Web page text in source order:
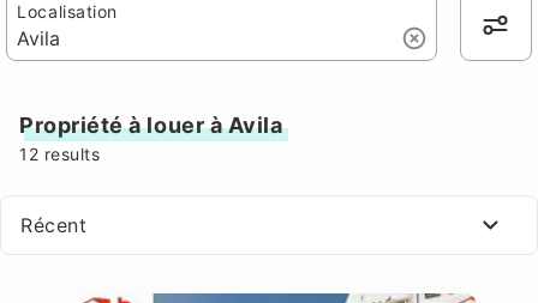
Localisation
Propriété à louer à Avila
12 results
Récent